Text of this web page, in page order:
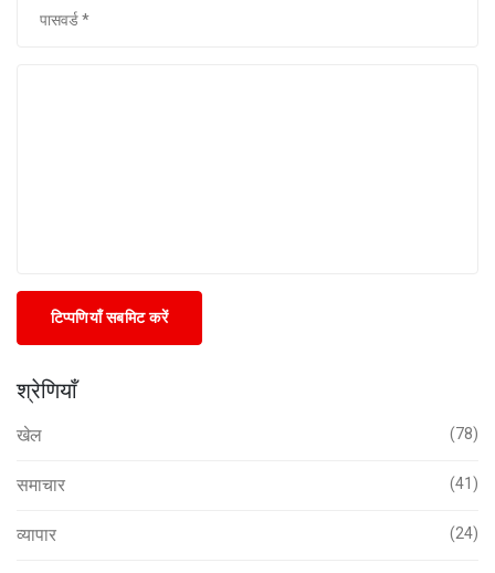
टिप्पणियाँ सबमिट करें
श्रेणियाँ
खेल (78)
समाचार (41)
व्यापार (24)